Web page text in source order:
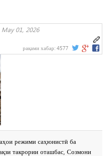
May 01, 2026
рақами хабар: 4577
режими саҳюнистӣ ба
такрории оташбас, Созмони